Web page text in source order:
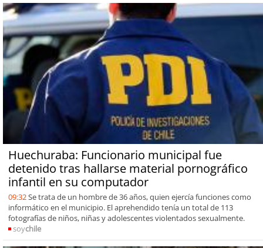
Huechuraba: Funcionario municipal fue
detenido tras hallarse material pornográfico
infantil en su computador
09:32Se trata de un hombre de 36 años, quien ejercía funciones como
informático en el municipio. El aprehendido tenía un total de 113
fotografías de niños, niñas y adolescentes violentados sexualmente.
soychile